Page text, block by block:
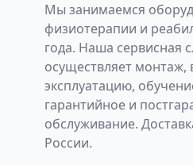
Мы занимаемся
физиотерапии и
года. Наша сервисная
осуществляет монтаж,
эксплуатацию,
гарантийное и
обслуживание.
России.